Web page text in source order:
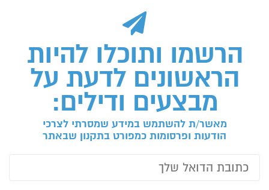
הרשמו ותוכלו להיות
הראשונים לדעת על
מבצעים ודילים:
מאשר/ת להשתמש במידע שמסרתי לצרכי
הודעות ופרסומות כמפורט בתקנון שבאתר